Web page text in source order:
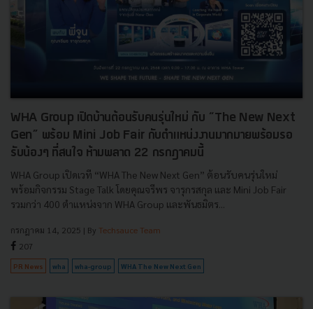
WHA Group เปิดบ้านต้อนรับคนรุ่นใหม่ กับ “The New Next
Gen” พร้อม Mini Job Fair กับตำแหน่งงานมากมายพร้อมรอ
รับน้องๆ ที่สนใจ ห้ามพลาด 22 กรกฎาคมนี้
WHA Group เปิดเวที “WHA The New Next Gen” ต้อนรับคนรุ่นใหม่
พร้อมกิจกรรม Stage Talk โดยคุณจรีพร จารุกรสกุล และ Mini Job Fair
รวมกว่า 400 ตำแหน่งจาก WHA Group และพันธมิตร...
กรกฎาคม 14, 2025 | By Techsauce Team
207
PR News wha wha-group WHA The New Next Gen